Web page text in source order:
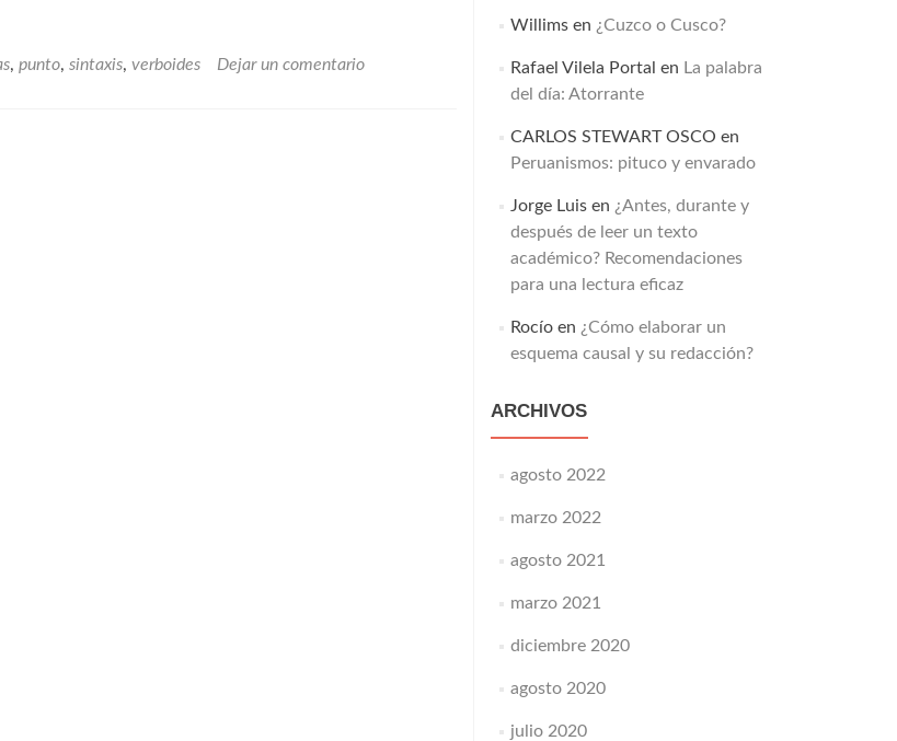
oración
, punto, sintaxis, verboides Dejar un comentario
Willimsen ¿Cuzco o Cusco?
Rafael Vilela Portal en La palabra
del día: Atorrante
CARLOS STEWART OSCO en
Peruanismos: pituco y envarado
Jorge Luisen ¿Antes, durante y
después de leer un texto
académico? Recomendaciones
para una lectura eficaz
Rocíoen ¿Cómo elaborar un
esquema causal y su redacción?
ARCHIVOS
agosto 2022
marzo 2022
agosto 2021
marzo 2021
diciembre 2020
agosto 2020
julio 2020